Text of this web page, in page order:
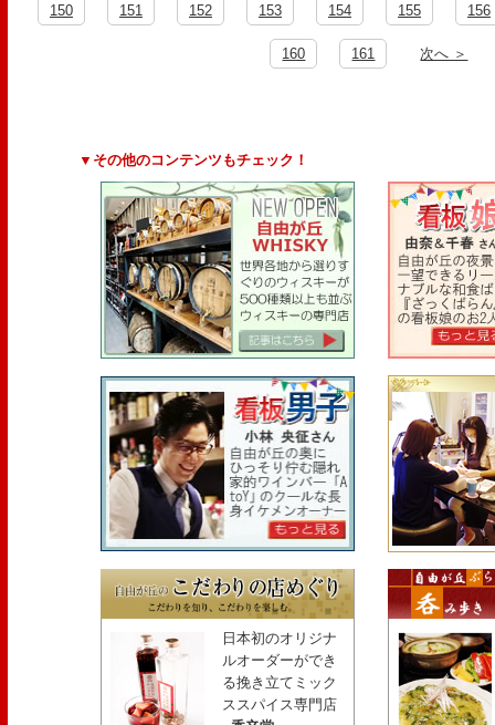
150 151 152 153 154 155 156
160 161 次へ ＞
▼その他のコンテンツもチェック！
日本初のオリジナ
ルオーダーができ
る挽き立てミック
ススパイス専門店